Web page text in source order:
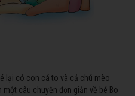
lại có con cá to và cả chú mèo
một câu chuyện đơn giản về bé Bo